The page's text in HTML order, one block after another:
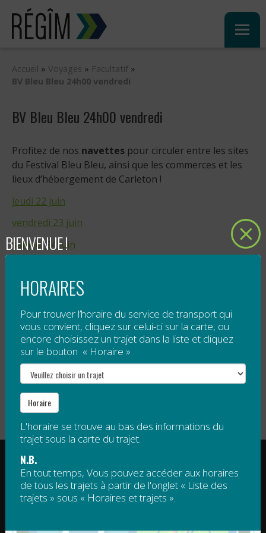
Sauter
contenu
Accueil » Voyages » Facultatif »
BV Bleu Bleu 24h00 vendredi
BV Bleu Bleu 24h00 vendredi
Profitez de nos navettes pour circuler entre les sites
du Festival Bleu Bleu, ainsi que les commerces et les
lieux d’hébergement de Carleton !
jeudi 22 juin
vendredi 23 juin
samedi 24 juin
Tarification
Gratuit, sauf 5 $ par passage pour tout voyage à
destination de Mont Saint-Joseph.
Veuillez noter qu’un droit d’accès est obligatoire pour
le sommet de Mont Saint-Joseph. Ce droit d’accès
n’est pas compris dans le tarif de la navette.
RÉGIE INTERMUNICIPALE DE TRANSPORT
GASPÉSIE – ÎLES-DE-LA-MADELEINE
© 2015 - 2026 Tous droits réservés
BIENVENUE !
HORAIRES
Pour trouver l’horaire du service de transport qui
vous convient, cliquez sur celui-ci sur la carte, ou
encore choisissez un trajet dans la liste et cliquez
sur le bouton « Horaire »
Horaire
L'horaire se trouve au bas des informations du
trajet sous la carte du trajet.
N.B.
En tout temps, Vous pouvez accéder aux horaires
de tous les trajets à partir de l'onglet « Liste des
trajets » sous « Horaires et trajets ».